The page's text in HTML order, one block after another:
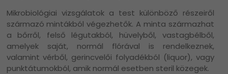
Mikrobiológiai vizsgálatok a test különböző részeiről
származó mintákból végezhetők. A minta származhat
a bőrről, felső légutakból, hüvelyből, vastagbélből,
amelyek saját, normál flórával is rendelkeznek,
valamint vérből, gerincvelői folyadékból (liquor), vagy
punktátumokból, amik normál esetben steril közegek.